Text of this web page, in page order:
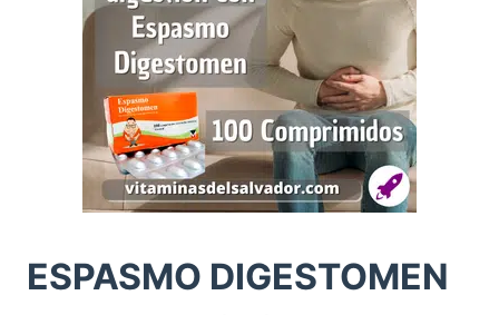
ESPASMO DIGESTOMEN